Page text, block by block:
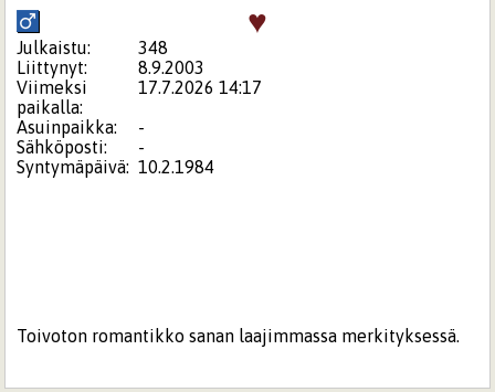
♥
Julkaistu:
348
Liittynyt:
8.9.2003
Viimeksi
paikalla:
17.7.2026 14:17
Asuinpaikka:
-
Sähköposti:
-
Syntymäpäivä: 10.2.1984
Toivoton romantikko sanan laajimmassa merkityksessä.